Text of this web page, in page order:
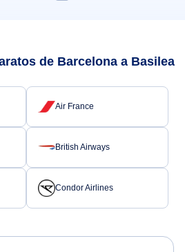
de Barcelona a Basilea
Air France
British Airways
Condor Airlines